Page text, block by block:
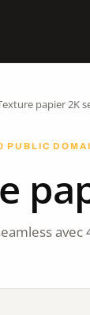
papier 2K
PUBLIC